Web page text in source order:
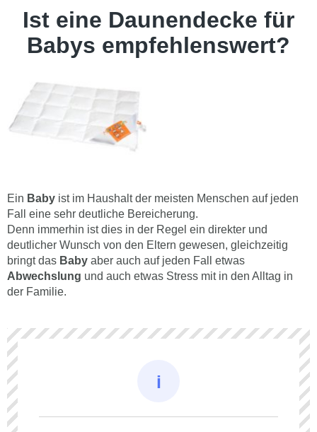
Ist eine Daunendecke für
Babys empfehlenswert?
Ein Baby ist im Haushalt der meisten Menschen auf jeden
Fall eine sehr deutliche Bereicherung.
Denn immerhin ist dies in der Regel ein direkter und
deutlicher Wunsch von den Eltern gewesen, gleichzeitig
bringt das Baby aber auch auf jeden Fall etwas
Abwechslung und auch etwas Stress mit in den Alltag in
der Familie.